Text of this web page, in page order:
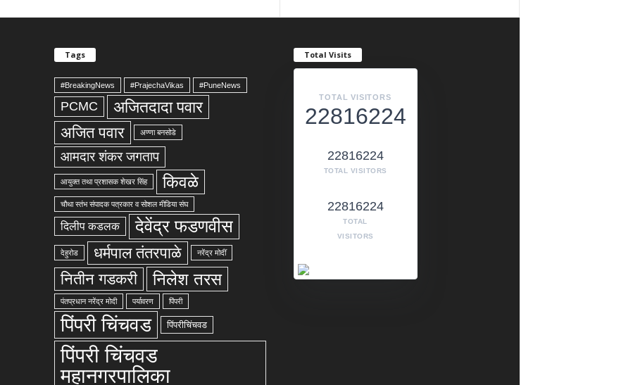
Tags
#BreakingNews #PrajechaVikas #PuneNews
PCMC अजितदादा पवार
अजित पवार अण्णा बनसोडे
आमदार शंकर जगताप
आयुक्त तथा प्रशासक शेखर सिंह किवळे
चौथा स्तंभ संपादक पत्रकार व सोशल मीडिया संघ
दिलीप कडलक देवेंद्र फडणवीस
देहुरोड धर्मपाल तंतरपाळे नरेंद्र मोदीं
नितीन गडकरी निलेश तरस
पंतप्रधान नरेंद्र मोदी पर्यावरण पिंपरी
पिंपरी चिंचवड पिंपरीचिंचवड
पिंपरी चिंचवड
महानगरपालिका
Total Visits
TOTAL VISITORS
22816224
22816224
TOTAL VISITORS
22816224
TOTAL
VISITORS